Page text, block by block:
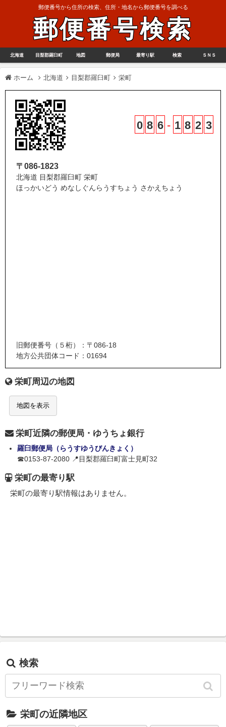
郵便番号から住所の検索、住所・地名から郵便番号を調べる
郵便番号検索
北海道 目梨郡羅臼町 地図 郵便局 最寄り駅 検索 ＳＮＳ
ホーム 北海道 目梨郡羅臼町 栄町
0 8 6 - 1 8 2 3
〒086-1823
北海道 目梨郡羅臼町 栄町
ほっかいどう めなしぐんらうすちょう さかえちょう
旧郵便番号（５桁）：〒086-18
地方公共団体コード：01694
栄町周辺の地図
地図を表示
栄町近隣の郵便局・ゆうちょ銀行
羅臼郵便局（らうすゆうびんきょく）
☎0153-87-2080 📍目梨郡羅臼町富士見町32
栄町の最寄り駅
栄町の最寄り駅情報はありません。
検索
栄町の近隣地区